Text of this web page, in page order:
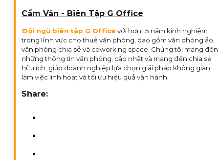
Cẩm Vân - Biên Tập G Office
Đội ngũ biên tập G Office với hơn 15 năm kinh nghiệm
trong lĩnh vực cho thuê văn phòng, bao gồm văn phòng ảo,
văn phòng chia sẻ và coworking space. Chúng tôi mang đến
những thông tin văn phòng, cập nhật và mang đến chia sẻ
hữu ích, giúp doanh nghiệp lựa chọn giải pháp không gian
làm việc linh hoạt và tối ưu hiệu quả vận hành.
Share: